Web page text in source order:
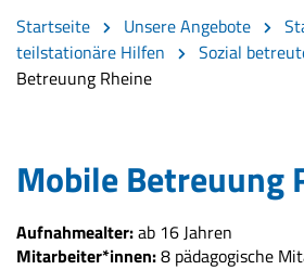
Startseite Unsere Angebote
teilstationäre Hilfen
Sozial
Betreuung Rheine
Mobile Betreuung
Aufnahmealter:ab 16 Jahren
Mitarbeiter*innen:8 pädagogische